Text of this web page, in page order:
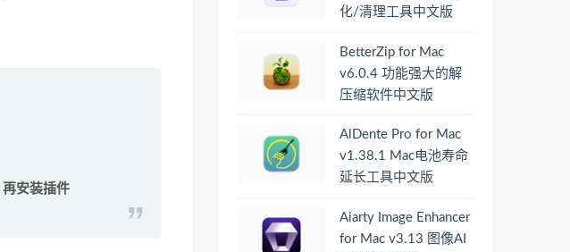
再安装插件
化/清理工具中文版
BetterZip for Mac
v6.0.4 功能强大的解
压缩软件中文版
AlDente Pro for Mac
v1.38.1 Mac电池寿命
延长工具中文版
Aiarty Image Enhancer
for Mac v3.13 图像AI